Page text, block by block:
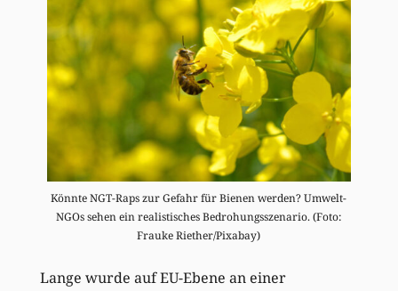
Könnte NGT-Raps zur Gefahr für Bienen werden? Umwelt-
NGOs sehen ein realistisches Bedrohungsszenario. (Foto:
Frauke Riether/Pixabay)
Lange wurde auf EU-Ebene an einer